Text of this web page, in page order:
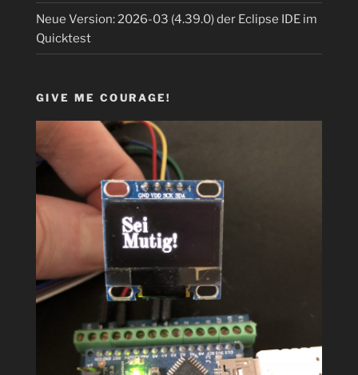
Neue Version: 2026-03 (4.39.0) der Eclipse IDE im
Quicktest
GIVE ME COURAGE!